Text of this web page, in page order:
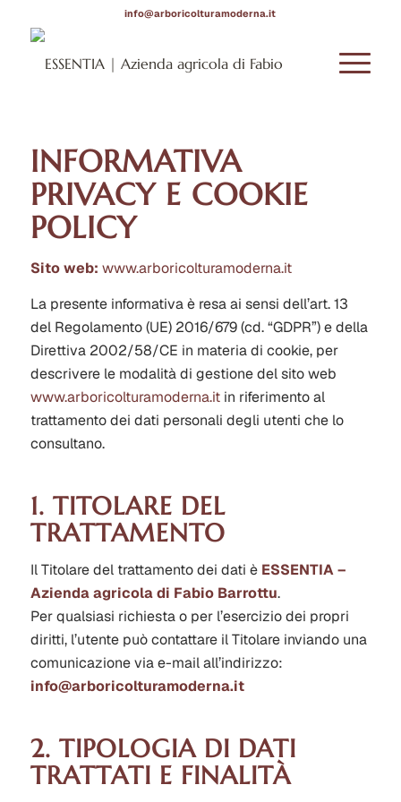
info@arboricolturamoderna.it
INFORMATIVA
PRIVACY E COOKIE
POLICY
Sito web: www.arboricolturamoderna.it
La presente informativa è resa ai sensi dell’art. 13
del Regolamento (UE) 2016/679 (cd. “GDPR”) e della
Direttiva 2002/58/CE in materia di cookie, per
descrivere le modalità di gestione del sito web
www.arboricolturamoderna.itin riferimento al
trattamento dei dati personali degli utenti che lo
consultano.
1. TITOLARE DEL
TRATTAMENTO
Il Titolare del trattamento dei dati è ESSENTIA –
Azienda agricola di Fabio Barrottu.
Per qualsiasi richiesta o per l’esercizio dei propri
diritti, l’utente può contattare il Titolare inviando una
comunicazione via e-mail all’indirizzo:
info@arboricolturamoderna.it
2. TIPOLOGIA DI DATI
TRATTATI E FINALITÀ